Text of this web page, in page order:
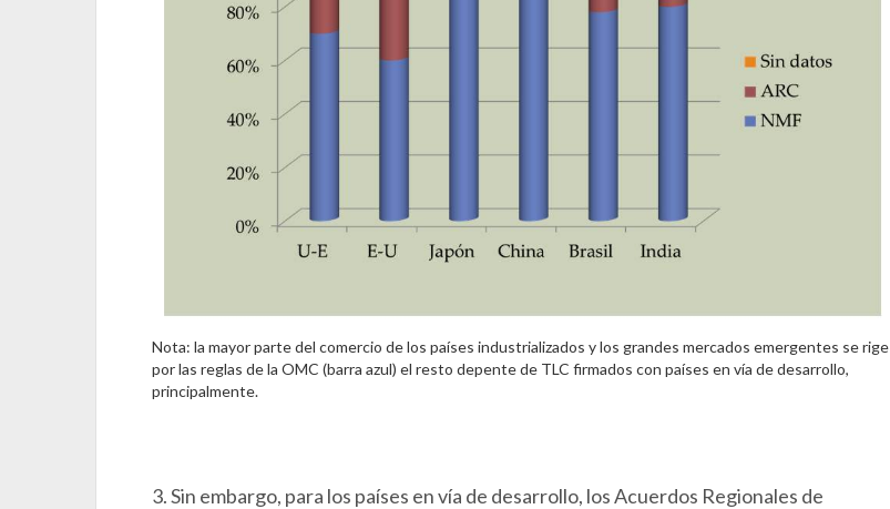
Nota: la mayor parte del comercio de los países industrializados y los grandes mercados emergentes se rige
por las reglas de la OMC (barra azul) el resto depente de TLC firmados con países en vía de desarrollo,
principalmente.
3. Sin embargo, para los países en vía de desarrollo, los Acuerdos Regionales de